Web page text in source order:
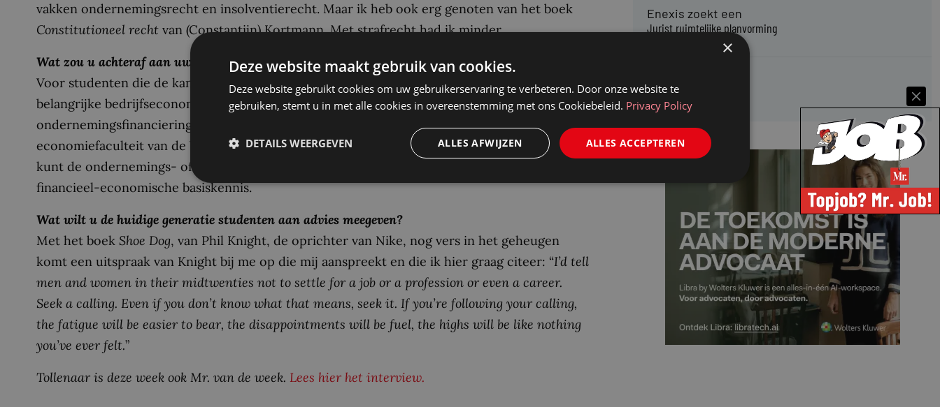
vakken ondernemingsrecht en insolventierecht. Maar ik heb ook erg genoten van het boek
Constitutioneel recht van (Constantijn) Kortmann. Met strafrecht had ik minder.
Wat zou u achteraf aan uw curriculum willen veranderen?
Voor studenten die de kant van het ondernemings- of insolventierecht opgaan, zouden
belangrijke bedrijfseconomische basisvakken zoals boekhouden, financiële verslaggeving en
ondernemingsfinanciering verplichte kost moeten zijn. Ik heb deze vakken zelf aan de
economiefaculteit van de VU en de Open Universiteit gevolgd en daarnaast nog bijgelezen. Je
kunt de ondernemings- of insolventiepraktijk niet goed beoefenen zonder gedegen
financieel-economische basiskennis.
Wat wilt u de huidige generatie studenten aan advies meegeven?
Met het boek Shoe Dog, van Phil Knight, de oprichter van Nike, nog vers in het geheugen
komt een uitspraak van Knight bij me op die mij aanspreekt en die ik hier graag citeer: “I’d tell
men and women in their midtwenties not to settle for a job or a profession or even a career.
Seek a calling. Even if you don’t know what that means, seek it. If you’re following your calling,
the fatigue will be easier to bear, the disappointments will be fuel, the highs will be like nothing
you’ve ever felt.”
Tollenaar is deze week ook Mr. van de week. Lees hier het interview.
Enexis zoekt een
Jurist ruimtelijke planvorming
Rentmeester
×
Deze website maakt gebruik van cookies.
Deze website gebruikt cookies om uw gebruikerservaring te verbeteren. Door onze website te
gebruiken, stemt u in met alle cookies in overeenstemming met ons Cookiebeleid. Privacy Policy
ALLES ACCEPTEREN
ALLES AFWIJZEN
DETAILS WEERGEVEN